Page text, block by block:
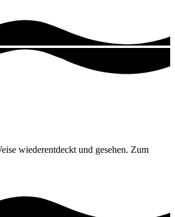
wiederentdeckt und gesehen. Zum